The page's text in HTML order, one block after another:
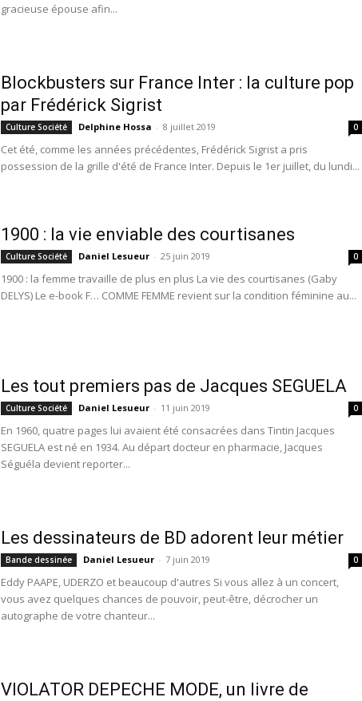
gracieuse épouse afin...
Blockbusters sur France Inter : la culture pop
par Frédérick Sigrist
Culture Société Delphine Hossa - 8 juillet 2019 0
Cet été, comme les années précédentes, Frédérick Sigrist a pris
possession de la grille d'été de France Inter. Depuis le 1er juillet, du lundi...
1900 : la vie enviable des courtisanes
Culture Société Daniel Lesueur - 25 juin 2019 0
1900 : la femme travaille de plus en plus La vie des courtisanes (Gaby
DELYS) Le e-book F… COMME FEMME revient sur la condition féminine au...
Les tout premiers pas de Jacques SEGUELA
Culture Société Daniel Lesueur - 11 juin 2019 0
En 1960, quatre pages lui avaient été consacrées dans Tintin Jacques
SEGUELA est né en 1934. Au départ docteur en pharmacie, Jacques
Séguéla devient reporter...
Les dessinateurs de BD adorent leur métier
Bande dessinée Daniel Lesueur - 7 juin 2019 0
Eddy PAAPE, UDERZO et beaucoup d'autres Si vous allez à un concert,
vous avez quelques chances de pouvoir, peut-être, décrocher un
autographe de votre chanteur...
VIOLATOR DEPECHE MODE, un livre de